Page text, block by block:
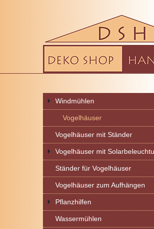
Windmühlen
Vogelhäuser
Vogelhäuser mit Ständer
Vogelhäuser mit
Ständer für Vogelhäuser
Vogelhäuser zum Aufhängen
Pflanzhilfen
Wassermühlen